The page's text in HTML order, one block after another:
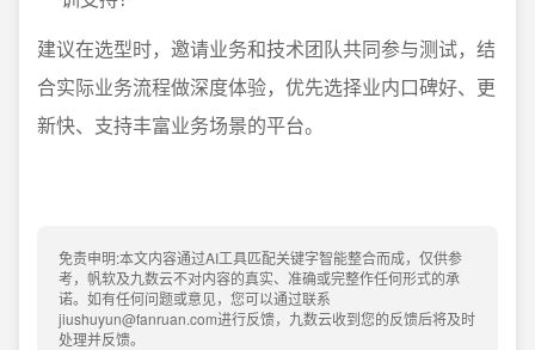
建议在选型时，邀请业务和技术团队共同参与测试，结
合实际业务流程做深度体验，优先选择业内口碑好、更
新快、支持丰富业务场景的平台。
免责申明:本文内容通过AI工具匹配关键字智能整合而成，仅供参
考，帆软及九数云不对内容的真实、准确或完整作任何形式的承
诺。如有任何问题或意见，您可以通过联系
jiushuyun@fanruan.com进行反馈，九数云收到您的反馈后将及时
处理并反馈。